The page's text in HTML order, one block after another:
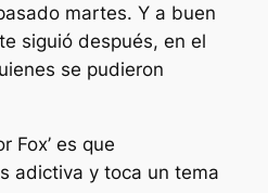
martes. Y a buen
siguió después, en el
se pudieron
Fox’ es que
adictiva y toca un tema